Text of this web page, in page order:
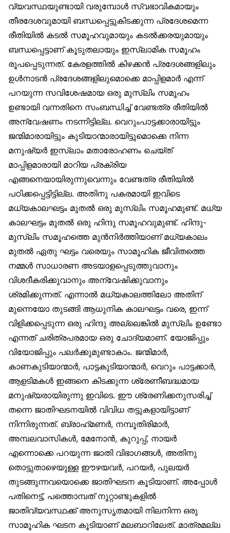
വ്യവസ്ഥയുണ്ടായി വരുമ്പോൾ സ്വഭാവികമായും
തീരദേശവുമായി ബന്ധപ്പെട്ടുകിടക്കുന്ന പ്രദേശമെന്ന
രീതിയിൽ കടൽ സമൂഹവുമായും കടൽക്കരയുമായും
ബന്ധപ്പെട്ടാണ് കൂടുതലായും ഇസ്‌ലാമിക സമൂഹം
രൂപപ്പെടുന്നത്. കേരളത്തിൽ കിഴക്കൻ പ്രദേശങ്ങളിലും
ഉൾനാടൻ പ്രദേശങ്ങളിലുമൊക്കെ മാപ്പിളമാർ എന്ന്
പറയുന്ന സവിശേഷമായ ഒരു മുസ്‌ലിം സമൂഹം
ഉണ്ടായി വന്നതിനെ സംബന്ധിച്ച് വേണ്ടത്ര രീതിയിൽ
അന്വേഷണം നടന്നിട്ടില്ല. വെറുംപാട്ടക്കാരായിട്ടും
ജന്മിമാരായിട്ടും കുടിയാന്മാരായിട്ടുമൊക്കെ നിന്ന
മനുഷ്യർ ഇസ്‌ലാം മതാരോഹണം ചെയ്ത്
മാപ്പിളമാരായി മാറിയ പ്രക്രിയ
എങ്ങനെയായിരുന്നുവെന്നും വേണ്ടത്ര രീതിയിൽ
പഠിക്കപ്പെട്ടിട്ടില്ല. അതിനു പകരമായി ഇവിടെ
മധ്യകാലഘട്ടം മുതൽ ഒരു മുസ്‌ലിം സമൂഹമുണ്ട്. മധ്യ
കാലഘട്ടം മുതൽ ഒരു ഹിന്ദു സമൂഹവുമുണ്ട്. ഹിന്ദു-
മുസ്‌ലിം സമൂഹത്തെ മുൻനിർത്തിയാണ് മധ്യകാലം
മുതൽ ഏതു ഘട്ടം വരെയും സാമൂഹിക ജീവിതത്തെ
നമ്മൾ സാധാരണ അടയാളപ്പെടുത്തുവാനും
വിശദീകരിക്കുവാനും അന്വേഷിക്കുവാനും
ശ്രമിക്കുന്നത്. എന്നാൽ മധ്യകാലത്തിലോ അതിന്
മുന്നെയോ തുടങ്ങി ആധുനിക കാലഘട്ടം വരെ, ഇന്ന്
വിളിക്കപ്പെടുന്ന ഒരു ഹിന്ദു അല്ലെങ്കിൽ മുസ്‌ലിം ഉണ്ടോ
എന്നത് ചരിത്രപരമായ ഒരു ചോദ്യമാണ്. യോജിപ്പും
വിയോജിപ്പും പലർക്കുമുണ്ടാകാം. ജന്മിമാർ,
കാണകുടിയാന്മാർ, പാട്ടകുടിയാന്മാർ, വെറും പാട്ടക്കാർ,
ആളടിമകൾ ഇങ്ങനെ കിടക്കുന്ന ശ്രേണീബദ്ധമായ
മനുഷ്യരായിരുന്നു ഇവിടെ. ഈ ശ്രേണിക്കനുസരിച്ച്
തന്നെ ജാതിഘടനയിൽ വിവിധ തട്ടുകളായിട്ടാണ്
നിന്നിരുന്നത്. ബ്രാഹ്‌മണർ, നമ്പൂതിരിമാർ,
അമ്പലവാസികൾ, മേനോൻ, കുറുപ്പ്, നായർ
എന്നൊക്കെ പറയുന്ന ജാതി വിഭാഗങ്ങൾ, അതിനു
തൊട്ടുതാഴെയുള്ള ഈഴയവർ, പറയർ, പുലയർ
തുടങ്ങുന്നവയൊക്കെ ജാതിഘടന കൂടിയാണ്. അപ്പോൾ
പതിനെട്ട്, പത്തൊമ്പത് നൂറ്റാണ്ടുകളിൽ
ജാതിവ്യവസ്ഥക്ക് അനുസൃതമായി നിലനിന്ന ഒരു
സാമൂഹിക ഘടന കൂടിയാണ് മലബാറിലേത്. മാത്രമല്ല